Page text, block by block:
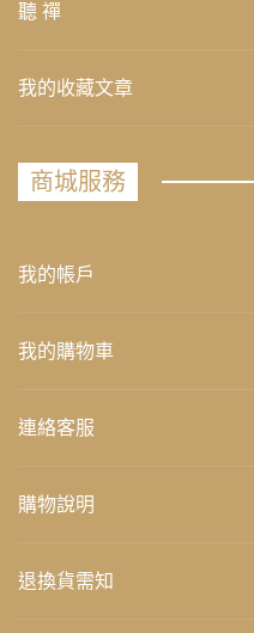
聽 禪
我的收藏文章
商城服務
我的帳戶
我的購物車
連絡客服
購物說明
退換貨需知